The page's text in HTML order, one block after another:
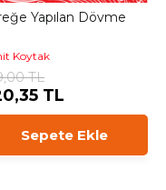
Yapılan Dövme
Koytak
TL
TL
Sepete Ekle